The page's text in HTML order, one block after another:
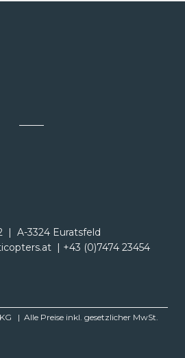
| A-3324 Euratsfeld
| +43 (0)7474 23454
| Alle Preise inkl. gesetzlicher MwSt.